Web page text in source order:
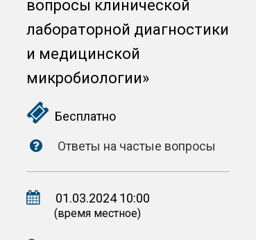
вопросы клинической
лабораторной диагностики
и медицинской
микробиологии»
Бесплатно
Ответы на частые вопросы
01.03.2024 10:00
(время местное)